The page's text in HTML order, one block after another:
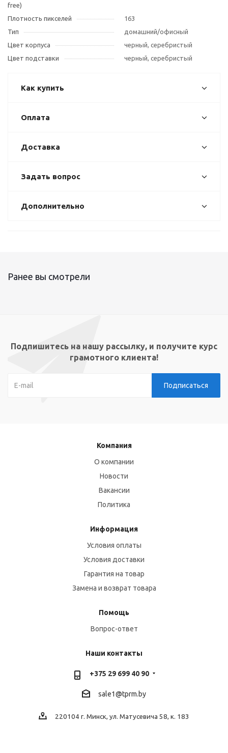
free)
Плотность пикселей
163
Тип
домашний/офисный
Цвет корпуса
черный, серебристый
Цвет подставки
черный, серебристый
Как купить
Оплата
Доставка
Задать вопрос
Дополнительно
Ранее вы смотрели
Подпишитесь на нашу рассылку, и получите курс
грамотного клиента!
Компания
О компании
Новости
Вакансии
Политика
Информация
Условия оплаты
Условия доставки
Гарантия на товар
Замена и возврат товара
Помощь
Вопрос-ответ
Наши контакты
+375 29 699 40 90
sale1@tprm.by
220104 г. Минск, ул. Матусевича 58, к. 183